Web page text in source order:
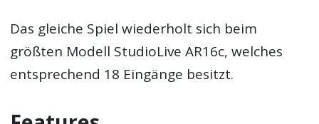
Das gleiche Spiel wiederholt sich beim
größten Modell StudioLive AR16c, welches
entsprechend 18 Eingänge besitzt.